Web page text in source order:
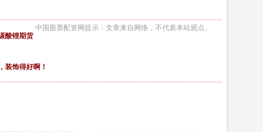
中国股票配资网提示：文章来自网络，不代表本站观点。
酸锂期货
装饰得好啊！